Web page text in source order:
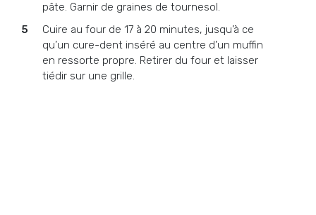
pâte. Garnir de graines de tournesol.
Cuire au four de 17 à 20 minutes, jusqu’à ce
qu’un cure-dent inséré au centre d’un muffin
en ressorte propre. Retirer du four et laisser
tiédir sur une grille.